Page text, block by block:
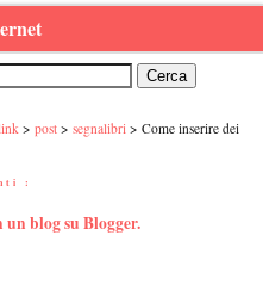
post segnalibri
Come inserire dei
:
blog su Blogger.